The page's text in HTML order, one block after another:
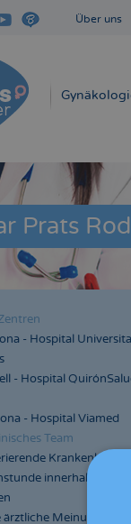
Über uns
Prats
- Hospital
- Hospital
- Hospital Viamed
Team
Krankenkassen
innerhalb 24
Meinung